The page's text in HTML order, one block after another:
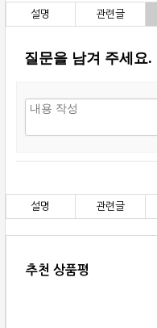
설명 관련글
질문을 남겨 주세요.
설명 관련글
추천 상품평